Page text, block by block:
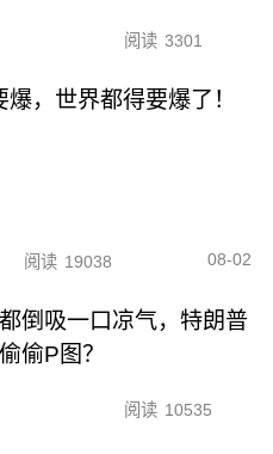
阅读 3301
，世界都得要爆了！
阅读 19038 08-02
倒吸一口凉气，特朗普
偷P图？
阅读 10535